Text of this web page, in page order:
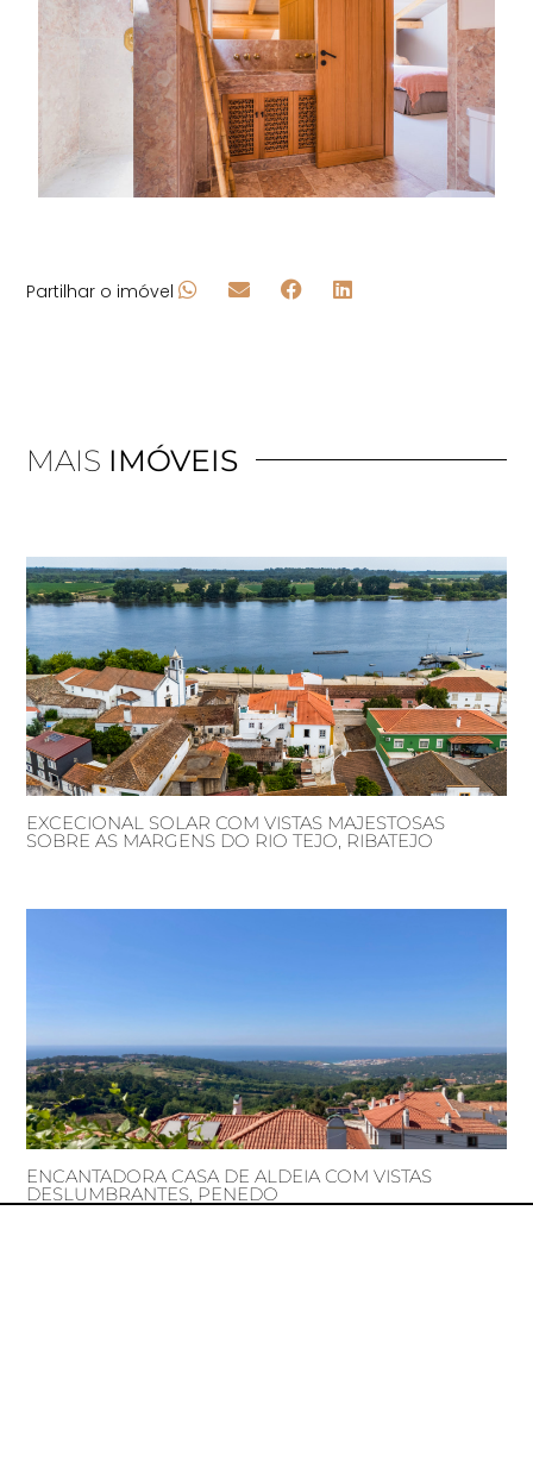
Partilhar o imóvel
MAIS IMÓVEIS
EXCECIONAL SOLAR COM VISTAS MAJESTOSAS
SOBRE AS MARGENS DO RIO TEJO, RIBATEJO
ENCANTADORA CASA DE ALDEIA COM VISTAS
DESLUMBRANTES, PENEDO